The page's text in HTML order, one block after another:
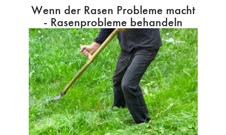
Wenn der Rasen Probleme macht
- Rasenprobleme behandeln